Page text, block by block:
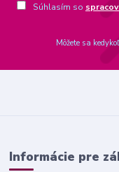
Súhlasím so
Môžete sa
Informácie pre